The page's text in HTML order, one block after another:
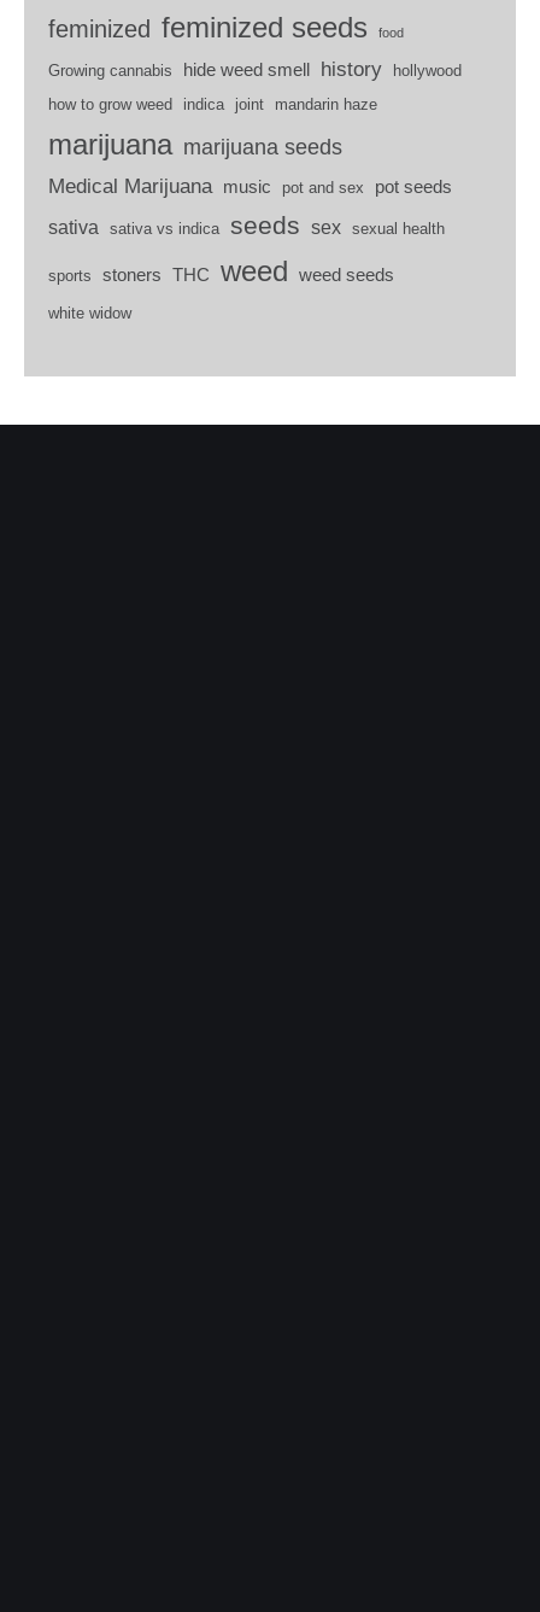
feminized feminized seeds food
Growing cannabis hide weed smell history
hollywood
how to grow weed
indica joint mandarin haze
marijuana marijuana seeds
Medical Marijuana
music pot and sex pot seeds
sativa sativa vs indica seeds sex sexual health
sports stoners THC weed weed seeds
white widow